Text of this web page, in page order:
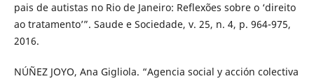
pais de autistas no Rio de Janeiro: Reflexões sobre o ‘direito
ao tratamento’”. Saude e Sociedade, v. 25, n. 4, p. 964-975,
2016.
NÚÑEZ JOYO, Ana Gigliola. “Agencia social y acción colectiva